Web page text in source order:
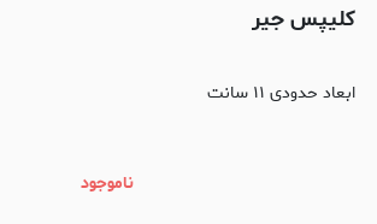
کلیپس جیر
ابعاد حدودی ۱۱ سانت
ناموجود